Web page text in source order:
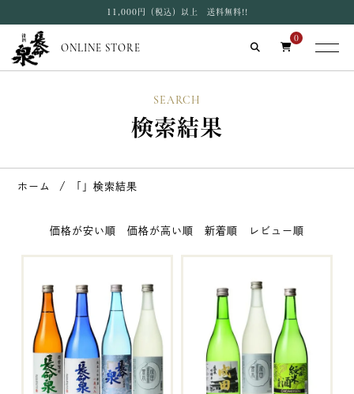
11,000円（税込）以上 送料無料!!
ONLINE STORE
0
SEARCH
検索結果
ホーム 「」検索結果
価格が安い順 価格が高い順 新着順 レビュー順